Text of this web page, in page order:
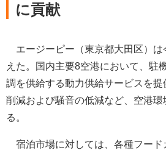
に貢献
エージーピー（東京都大田区）は
えた。国内主要8空港において、駐
調を供給する動力供給サービスを
削減および騒音の低減など、空港
る。
宿泊市場に対しては、各種フード